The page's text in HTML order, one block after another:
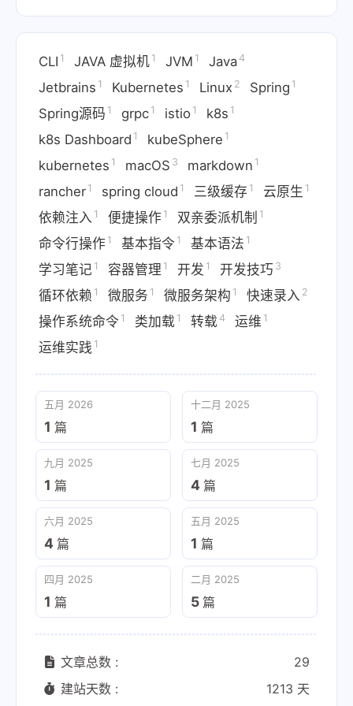
CLI 1 JAVA 虚拟机 1 JVM 1 Java 4
Jetbrains 1 Kubernetes 1 Linux 2 Spring 1
Spring源码 1 grpc 1 istio 1 k8s 1
k8s Dashboard 1 kubeSphere 1
kubernetes 1 macOS 3 markdown 1
rancher 1 spring cloud 1 三级缓存 1 云原生 1
依赖注入 1 便捷操作 1 双亲委派机制 1
命令行操作 1 基本指令 1 基本语法 1
学习笔记 1 容器管理 1 开发 1 开发技巧 3
循环依赖 1 微服务 1 微服务架构 1 快速录入 2
操作系统命令 1 类加载 1 转载 4 运维 1
运维实践 1
五月 2026
1 篇
十二月 2025
1 篇
九月 2025
1 篇
七月 2025
4 篇
六月 2025
4 篇
五月 2025
1 篇
四月 2025
1 篇
二月 2025
5 篇
文章总数 :
29
建站天数 :
1213 天